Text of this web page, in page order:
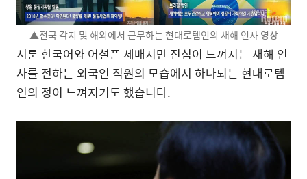
▲전국 각지 및 해외에서 근무하는 현대로템인의 새해 인사 영상
서툰 한국어와 어설픈 세배지만 진심이 느껴지는 새해 인
사를 전하는 외국인 직원의 모습에서 하나되는 현대로템
인의 정이 느껴지기도 했습니다.